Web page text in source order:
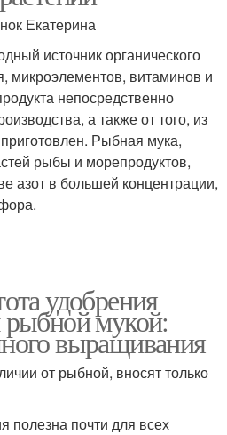
Екатерина
источник органического
микроэлементов, витаминов и
непосредственно
а также от того, из
Рыбная мука,
рыбы и морепродуктов,
азот в большей концентрации,
удобрения
мукой:
выращивания
от рыбной, вносят только
полезна почти для всех